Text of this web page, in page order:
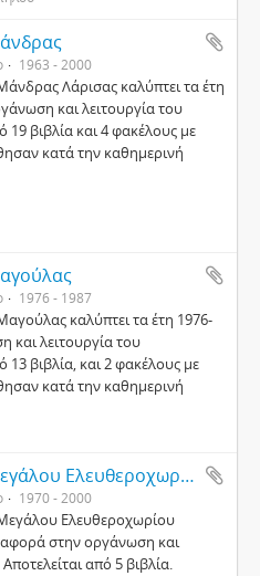
1963 - 2000
Λάρισας καλύπτει τα έτη
και λειτουργία του
19 βιβλία και 4 φακέλους με
κατά την καθημερινή
1976 - 1987
καλύπτει τα έτη 1976-
και λειτουργία του
13 βιβλία, και 2 φακέλους με
κατά την καθημερινή
Αρχείο Νηπιαγωγείου Μεγάλου Ελευθεροχωρίου
1970 - 2000
Ελευθεροχωρίου
αφορά στην οργάνωση και
από 5 βιβλία.